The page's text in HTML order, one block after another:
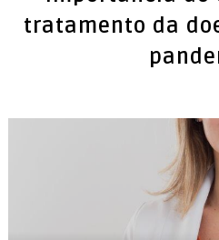
tratamento da